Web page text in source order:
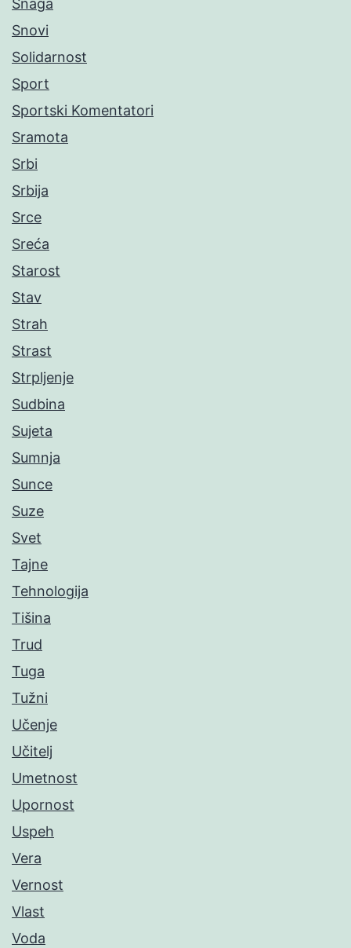
Snaga
Snovi
Solidarnost
Sport
Sportski Komentatori
Sramota
Srbi
Srbija
Srce
Sreća
Starost
Stav
Strah
Strast
Strpljenje
Sudbina
Sujeta
Sumnja
Sunce
Suze
Svet
Tajne
Tehnologija
Tišina
Trud
Tuga
Tužni
Učenje
Učitelj
Umetnost
Upornost
Uspeh
Vera
Vernost
Vlast
Voda